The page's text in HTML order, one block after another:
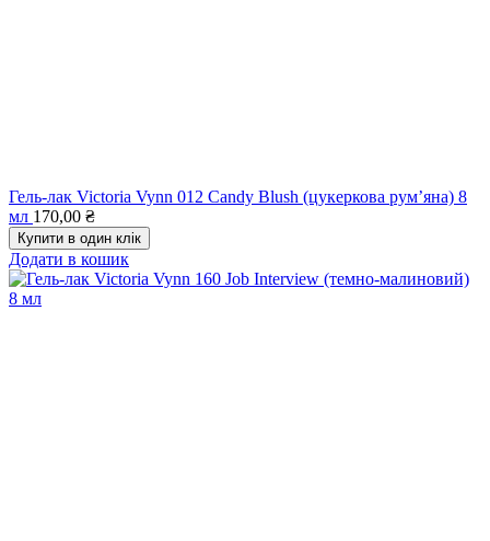
Гель-лак Victoria Vynn 012 Candy Blush (цукеркова рум’яна) 8
мл 170,00 ₴
Купити в один клік
Додати в кошик